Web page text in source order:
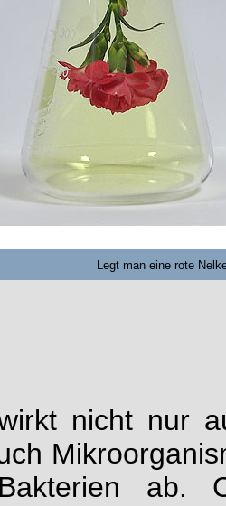
Legt man eine rote
nicht nur
ab.